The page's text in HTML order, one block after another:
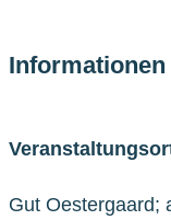
Gut Oestergaard;